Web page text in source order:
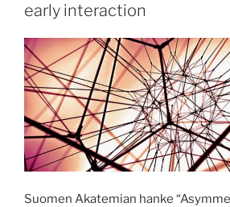
early interaction
Suomen Akatemian hanke